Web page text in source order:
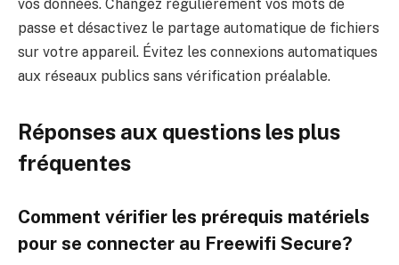
vos données. Changez régulièrement vos mots de
passe et désactivez le partage automatique de fichiers
sur votre appareil. Évitez les connexions automatiques
aux réseaux publics sans vérification préalable.
Réponses aux questions les plus
fréquentes
Comment vérifier les prérequis matériels
pour se connecter au Freewifi Secure?